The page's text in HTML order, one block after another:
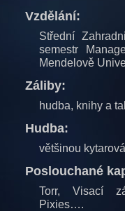
Vzdělání:
Střední
semestr
Mendelově
Záliby:
hudba, knihy a
Hudba:
většinou kytarová
Poslouchané
Torr, Visací
Pixies….